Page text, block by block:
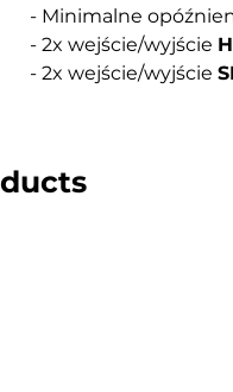
- Minimalne
- 2x wejście/wyjście
- 2x wejście/wyjście